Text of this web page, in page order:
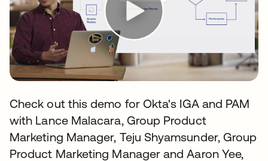
Check out this demo for Okta's IGA and PAM
with Lance Malacara, Group Product
Marketing Manager, Teju Shyamsunder, Group
Product Marketing Manager and Aaron Yee,